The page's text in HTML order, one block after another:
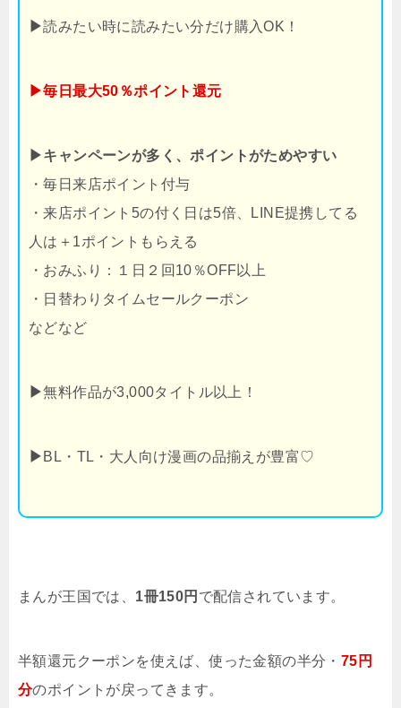
▶読みたい時に読みたい分だけ購入OK！
▶毎日最大50％ポイント還元
▶キャンペーンが多く、ポイントがためやすい
・毎日来店ポイント付与
・来店ポイント5の付く日は5倍、LINE提携してる
人は＋1ポイントもらえる
・おみふり：１日２回10％OFF以上
・日替わりタイムセールクーポン
などなど
▶無料作品が3,000タイトル以上！
▶ BL・TL・大人向け漫画の品揃えが豊富♡
まんが王国では、 1冊150円 で配信されています。
半額還元クーポンを使えば、使った金額の半分・ 75円
分のポイントが戻ってきます。